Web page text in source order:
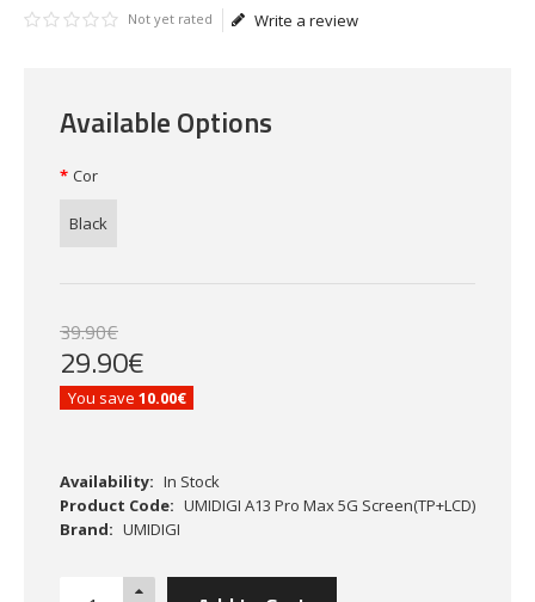
Not yet rated Write a review
Available Options
Cor
Black
39.90€
29.90€
You save 10.00€
Availability: In Stock
Product Code: UMIDIGI A13 Pro Max 5G Screen(TP+LCD)
Brand: UMIDIGI